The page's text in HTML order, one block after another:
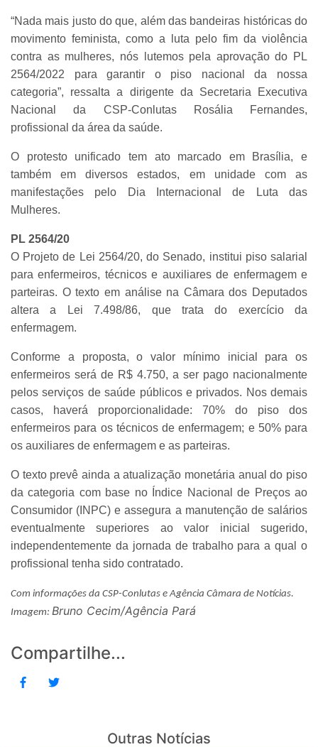
“Nada mais justo do que, além das bandeiras históricas do
movimento feminista, como a luta pelo fim da violência
contra as mulheres, nós lutemos pela aprovação do PL
2564/2022 para garantir o piso nacional da nossa
categoria”, ressalta a dirigente da Secretaria Executiva
Nacional da CSP-Conlutas Rosália Fernandes,
profissional da área da saúde.
O protesto unificado tem ato marcado em Brasília, e
também em diversos estados, em unidade com as
manifestações pelo Dia Internacional de Luta das
Mulheres.
PL 2564/20
O Projeto de Lei 2564/20, do Senado, institui piso salarial
para enfermeiros, técnicos e auxiliares de enfermagem e
parteiras. O texto em análise na Câmara dos Deputados
altera a Lei 7.498/86, que trata do exercício da
enfermagem.
Conforme a proposta, o valor mínimo inicial para os
enfermeiros será de R$ 4.750, a ser pago nacionalmente
pelos serviços de saúde públicos e privados. Nos demais
casos, haverá proporcionalidade: 70% do piso dos
enfermeiros para os técnicos de enfermagem; e 50% para
os auxiliares de enfermagem e as parteiras.
O texto prevê ainda a atualização monetária anual do piso
da categoria com base no Índice Nacional de Preços ao
Consumidor (INPC) e assegura a manutenção de salários
eventualmente superiores ao valor inicial sugerido,
independentemente da jornada de trabalho para a qual o
profissional tenha sido contratado.
Com informações da CSP-Conlutas e Agência Câmara de Notícias.
Imagem: Bruno Cecim/Agência Pará
Compartilhe...
Outras Notícias